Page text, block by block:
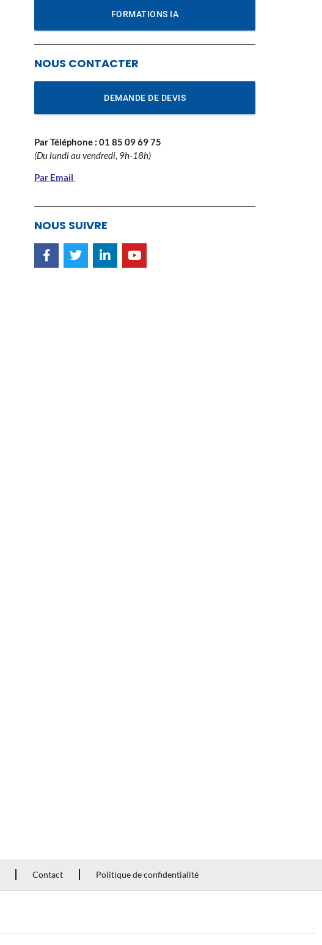
FORMATIONS IA
NOUS CONTACTER
DEMANDE DE DEVIS
Par Téléphone : 01 85 09 69 75
(Du lundi au vendredi, 9h-18h)
Par Email
NOUS SUIVRE
Contact Politique de confidentialité